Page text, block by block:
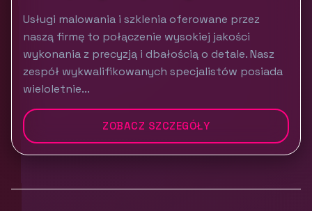
Usługi malowania i szklenia oferowane przez
naszą firmę to połączenie wysokiej jakości
wykonania z precyzją i dbałością o detale. Nasz
zespół wykwalifikowanych specjalistów posiada
wieloletnie...
ZOBACZ SZCZEGÓŁY